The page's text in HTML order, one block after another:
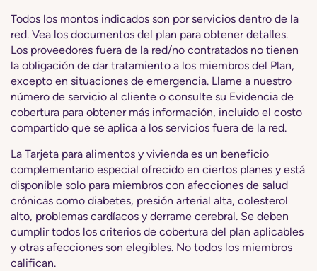
Todos los montos indicados son por servicios dentro de la
red. Vea los documentos del plan para obtener detalles.
Los proveedores fuera de la red/no contratados no tienen
la obligación de dar tratamiento a los miembros del Plan,
excepto en situaciones de emergencia. Llame a nuestro
número de servicio al cliente o consulte su Evidencia de
cobertura para obtener más información, incluido el costo
compartido que se aplica a los servicios fuera de la red.
La Tarjeta para alimentos y vivienda es un beneficio
complementario especial ofrecido en ciertos planes y está
disponible solo para miembros con afecciones de salud
crónicas como diabetes, presión arterial alta, colesterol
alto, problemas cardíacos y derrame cerebral. Se deben
cumplir todos los criterios de cobertura del plan aplicables
y otras afecciones son elegibles. No todos los miembros
califican.